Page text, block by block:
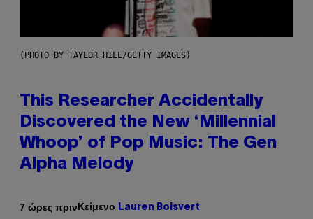
(PHOTO BY TAYLOR HILL/GETTY IMAGES)
This Researcher Accidentally
Discovered the New ‘Millennial
Whoop’ of Pop Music: The Gen
Alpha Melody
7 ώρες πρινΚείμενο Lauren Boisvert